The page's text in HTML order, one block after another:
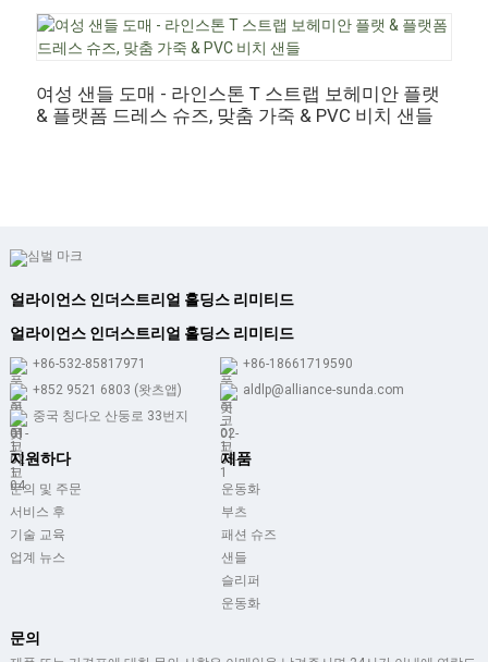
여성 샌들 도매 - 라인스톤 T 스트랩 보헤미안 플랫
& 플랫폼 드레스 슈즈, 맞춤 가죽 & PVC 비치 샌들
얼라이언스 인더스트리얼 홀딩스 리미티드
얼라이언스 인더스트리얼 홀딩스 리미티드
+86-532-85817971
+86-18661719590
+852 9521 6803 (왓츠앱)
aldlp@alliance-sunda.com
중국 칭다오 산둥로 33번지
지원하다
문의 및 주문
서비스 후
기술 교육
업계 뉴스
제품
운동화
부츠
패션 슈즈
샌들
슬리퍼
운동화
문의